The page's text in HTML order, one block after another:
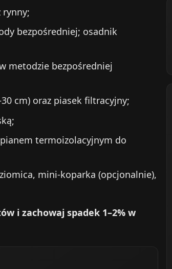
rynny;
bezpośredniej; osadnik
metodzie bezpośredniej
cm) oraz piasek filtracyjny;
termoizolacyjnym do
mini‑koparka (opcjonalnie),
i zachowaj spadek 1–2% w